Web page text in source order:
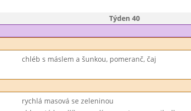
Týden 40
chléb s máslem a šunkou, pomeranč, čaj
rychlá masová se zeleninou